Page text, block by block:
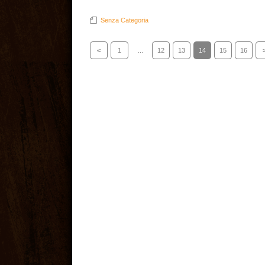
Senza Categoria
< 1 12 13 14 15 16